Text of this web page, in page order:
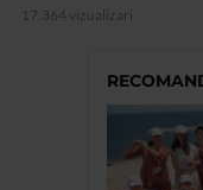
17.364 vizualizari